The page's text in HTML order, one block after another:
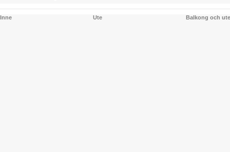
Inne Ute Balkong och